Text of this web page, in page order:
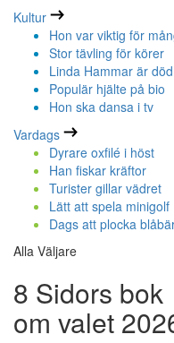
Kultur
Hon var viktig för
Stor tävling för körer
Linda Hammar är död
Populär hjälte på bio
Hon ska dansa i tv
Vardags
Dyrare oxfilé i höst
Han fiskar kräftor
Turister gillar vädret
Lätt att spela minigolf
Dags att plocka
Alla Väljare
8 Sidors bok
om valet